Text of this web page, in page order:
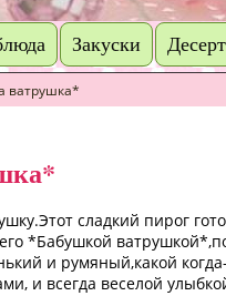
Закуски
ватрушка*
сладкий пирог
*Бабушкой
и румяный,какой
и всегда веселой